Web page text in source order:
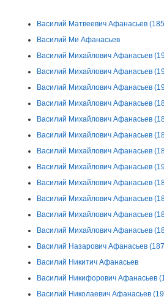
Василий Матвеевич Афанасьев
Василий Ми Афанасьев
Василий Михайлович Афанасьев
Василий Михайлович Афанасьев
Василий Михайлович Афанасьев
Василий Михайлович Афанасьев
Василий Михайлович Афанасьев
Василий Михайлович Афанасьев
Василий Михайлович Афанасьев
Василий Михайлович Афанасьев
Василий Михайлович Афанасьев
Василий Михайлович Афанасьев
Василий Михайлович Афанасьев
Василий Михайлович Афанасьев
Василий Назарович Афанасьев
Василий Никитич Афанасьев
Василий Никифорович Афанасьев
Василий Николаевич Афанасьев